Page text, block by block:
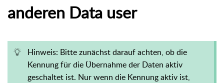
anderen Data user
Hinweis: Bitte zunächst darauf achten, ob die
Kennung für die Übernahme der Daten aktiv
geschaltet ist. Nur wenn die Kennung aktiv ist,